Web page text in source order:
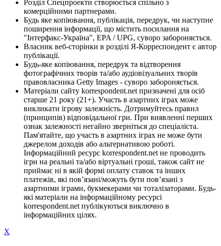
Розділ Спецпроекти створюється спільно з
комерційними партнерами.
Будь яке копіювання, публікація, передрук, чи наступне
поширення інформації, що містить посилання на
"Інтерфакс-Україна", EPA / UPG, суворо забороняється.
Власник веб-сторінки в розділі Я-Корреспондент є автор
публікації.
Будь-яке копіювання, передрук та відтворення
фотографічних творів та/або аудіовізуальних творів
правовласника Getty Images - суворо забороняється.
Матеріали сайту korrespondent.net призначені для осіб
старше 21 року (21+). Участь в азартних іграх може
викликати ігрову залежність. Дотримуйтесь правил
(принципів) відповідальної гри. При виявленні перших
ознак залежності негайно зверніться до спеціаліста.
Пам'ятайте, що участь в азартних іграх не може бути
джерелом доходів або альтернативою роботі.
Інформаційний ресурс korrespondent.net не проводить
ігри на реальні та/або віртуальні гроші, також сайт не
приймає ні в якій формі оплату ставок та інших
платежів, які пов’язані/можуть бути пов’язані з
азартними іграми, букмекерами чи тоталізаторами. Будь-
які матеріали на інформаційному ресурсі
korrespondent.net публікуються виключно в
інформаційних цілях.
X